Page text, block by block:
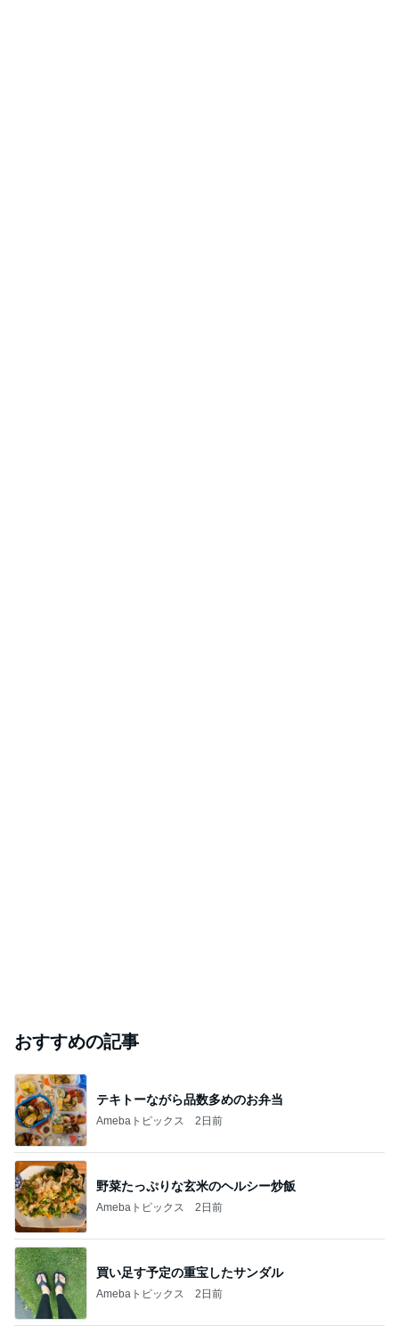
おすすめの記事
テキトーながら品数多めのお弁当
Amebaトピックス 2日前
野菜たっぷりな玄米のヘルシー炒飯
Amebaトピックス 2日前
買い足す予定の重宝したサンダル
Amebaトピックス 2日前